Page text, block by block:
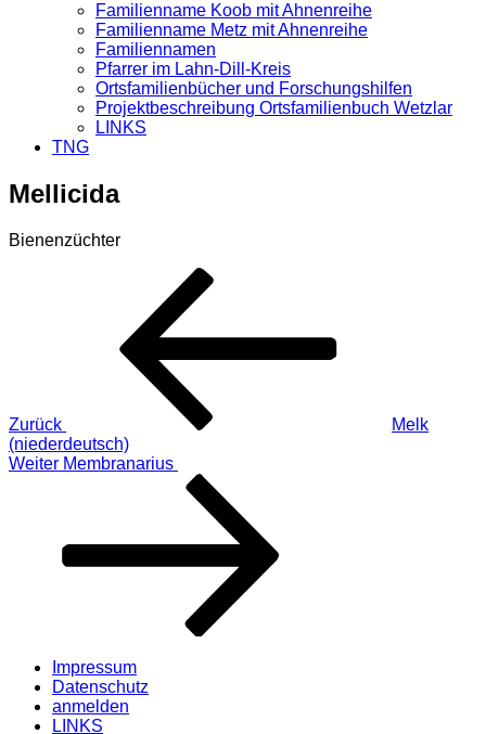
Familienname Koob mit Ahnenreihe
Familienname Metz mit Ahnenreihe
Familiennamen
Pfarrer im Lahn-Dill-Kreis
Ortsfamilienbücher und Forschungshilfen
Projektbeschreibung Ortsfamilienbuch Wetzlar
LINKS
TNG
Mellicida
Bienenzüchter
Beitragsnavigation
Zurück
Melk
(niederdeutsch)
Nächster
Weiter Membranarius
Impressum
Datenschutz
anmelden
LINKS